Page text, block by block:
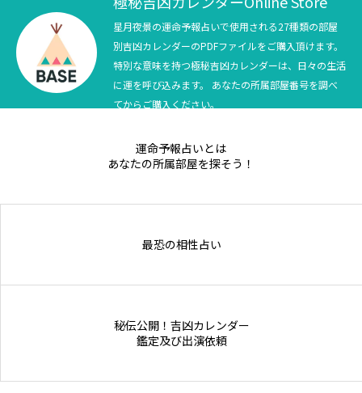
YouTube
Online Store
星月夜景の運命予報占いで使用される27種類の部屋
別吉凶カレンダーのPDFファイルをご購入頂けます。
特別な意味を持つ極秘吉凶カレンダーは、日々の生活
に運を呼び込みます。 あなたの所属部屋番号を調べ
てからご購入ください。
運命予報占いとは
あなたの所属部屋を探そう！
最恐の相性占い
秘伝公開！吉凶カレンダー
鑑定及び出演依頼